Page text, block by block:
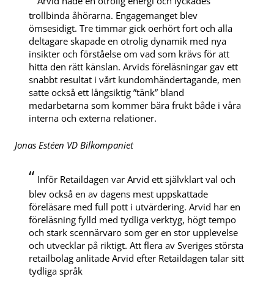
trollbinda åhörarna. Engagemanget blev
ömsesidigt. Tre timmar gick oerhört fort och alla
deltagare skapade en otrolig dynamik med nya
insikter och förståelse om vad som krävs för att
hitta den rätt känslan. Arvids föreläsningar gav ett
snabbt resultat i vårt kundomhändertagande, men
satte också ett långsiktig ”tänk” bland
medarbetarna som kommer bära frukt både i våra
interna och externa relationer.
Jonas Estéen VD Bilkompaniet
“ Inför Retaildagen var Arvid ett självklart val och
blev också en av dagens mest uppskattade
föreläsare med full pott i utvärdering. Arvid har en
föreläsning fylld med tydliga verktyg, högt tempo
och stark scennärvaro som ger en stor upplevelse
och utvecklar på riktigt. Att flera av Sveriges största
retailbolag anlitade Arvid efter Retaildagen talar sitt
tydliga språk